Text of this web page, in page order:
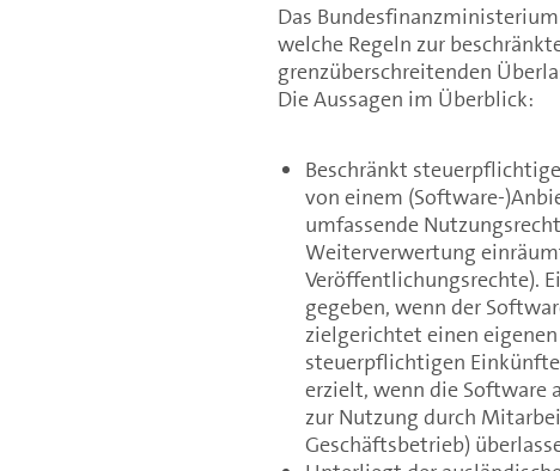
Das
welche Regeln zur
grenzüberschreitenden
Die Aussagen im Überblick:
Beschränkt
von einem (Software-
umfassende
Weiterverwertung
Veröffentlichungsrechte).
gegeben, wenn der
zielgerichtet einen
steuerpflichtigen
erzielt, wenn die Software
zur Nutzung durch
Geschäftsbetrieb)